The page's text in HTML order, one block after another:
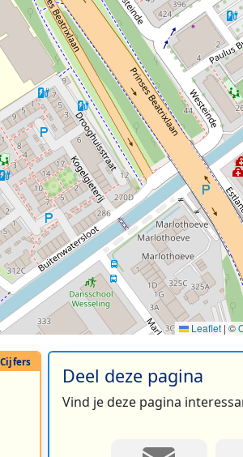
Leaflet | ©
Deel deze pagina
Vind je deze pagina